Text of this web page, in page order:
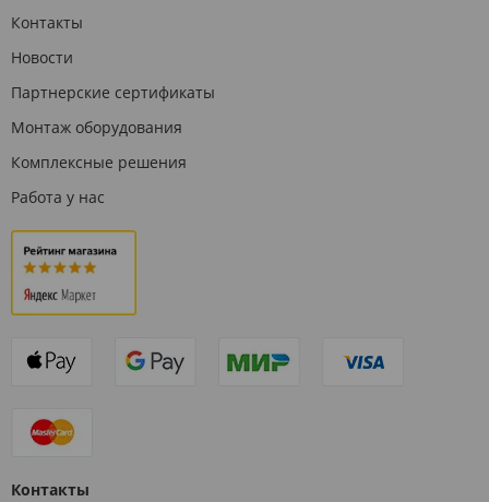
Контакты
Новости
Партнерские сертификаты
Монтаж оборудования
Комплексные решения
Работа у нас
Контакты